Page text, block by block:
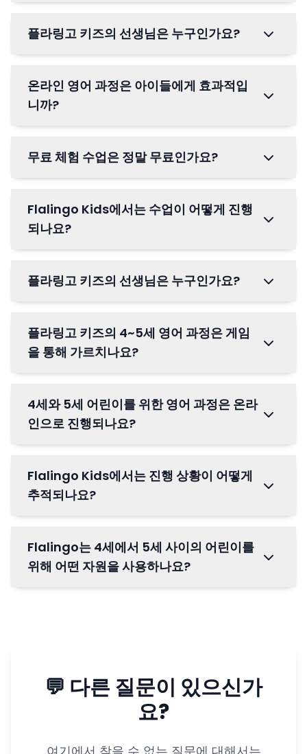
플라링고 키즈의 선생님은 누구인가요?
온라인 영어 과정은 아이들에게 효과적입
니까?
무료 체험 수업은 정말 무료인가요?
Flalingo Kids에서는 수업이 어떻게 진행
되나요?
플라링고 키즈의 선생님은 누구인가요?
플라링고 키즈의 4~5세 영어 과정은 게임
을 통해 가르치나요?
4세와 5세 어린이를 위한 영어 과정은 온라
인으로 진행되나요?
Flalingo Kids에서는 진행 상황이 어떻게
추적되나요?
Flalingo는 4세에서 5세 사이의 어린이를
위해 어떤 자원을 사용하나요?
💬 다른 질문이 있으신가
요?